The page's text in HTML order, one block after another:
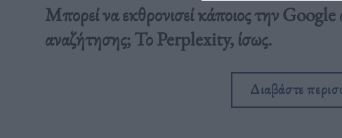
Μπορεί να εκθρονισεί κάποιος την
αναζήτησης; Το Perplexity, ίσως.
Διαβάστε